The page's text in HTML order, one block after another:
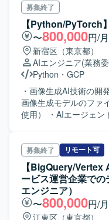
の開発・改善に携わり
ムの研究・実装を担当
機能の企画・開発を行
化を行います。 ・他部
ます。
募集終了
【Python/PyTorch
〜800,000円/月
新宿区（東京都）
AIエンジニア(業務
Python ・ GCP
・画像生成AI技術の開
画像生成モデルのファ
使用） ・AIエージェン
リズムの研究・実装
画・開発 ・モデルの
ムとの技術連携
募集終了 リモート可
【BigQuery/Vertex
ービス運営企業で
エンジニア）
〜800,000円/月
江東区（東京都）